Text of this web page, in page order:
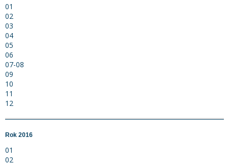
01
02
03
04
05
06
07-08
09
10
11
12
Rok 2016
01
02